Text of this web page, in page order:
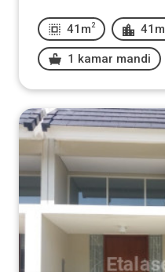
41m 2 41m
1 kamar mandi